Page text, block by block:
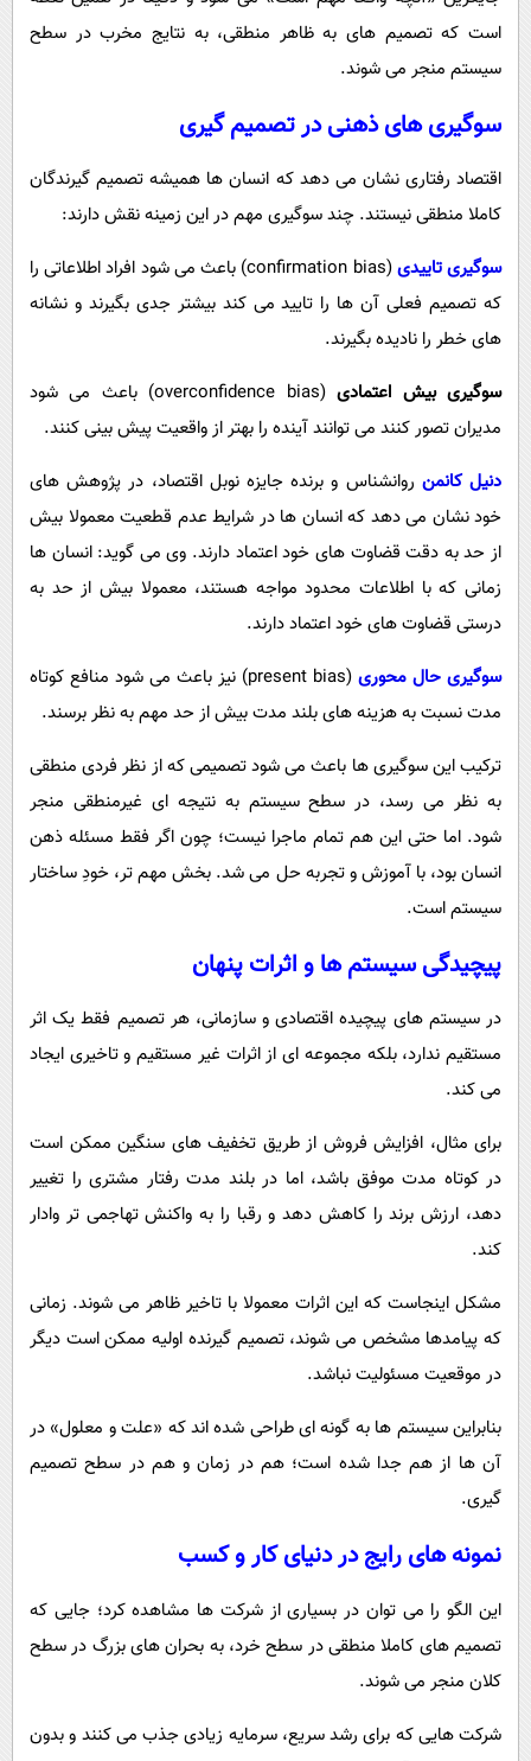
است که تصمیم های به ظاهر منطقی، به نتایج مخرب در سطح
سیستم منجر می شوند.
سوگیری های ذهنی در تصمیم گیری
اقتصاد رفتاری نشان می دهد که انسان ها همیشه تصمیم گیرندگان
کاملا منطقی نیستند. چند سوگیری مهم در این زمینه نقش دارند:
سوگیری تاییدی
(confirmation bias) باعث می شود افراد اطلاعاتی را
که تصمیم فعلی آن ها را تایید می کند بیشتر جدی بگیرند و نشانه
های خطر را نادیده بگیرند.
سوگیری بیش اعتمادی
(overconfidence bias) باعث می شود
مدیران تصور کنند می توانند آینده را بهتر از واقعیت پیش بینی کنند.
دنیل کانمن روانشناس و برنده جایزه نوبل اقتصاد، در پژوهش های
خود نشان می دهد که انسان ها در شرایط عدم قطعیت معمولا بیش
از حد به دقت قضاوت های خود اعتماد دارند. وی می گوید: انسان ها
زمانی که با اطلاعات محدود مواجه هستند، معمولا بیش از حد به
درستی قضاوت های خود اعتماد دارند.
سوگیری حال محوری
(present bias) نیز باعث می شود منافع کوتاه
مدت نسبت به هزینه های بلند مدت بیش از حد مهم به نظر برسند.
ترکیب این سوگیری ها باعث می شود تصمیمی که از نظر فردی منطقی
به نظر می رسد، در سطح سیستم به نتیجه ای غیرمنطقی منجر
شود. اما حتی این هم تمام ماجرا نیست؛ چون اگر فقط مسئله ذهن
انسان بود، با آموزش و تجربه حل می شد. بخش مهم تر، خودِ ساختار
سیستم است.
پیچیدگی سیستم ها و اثرات پنهان
در سیستم های پیچیده اقتصادی و سازمانی، هر تصمیم فقط یک اثر
مستقیم ندارد، بلکه مجموعه ای از اثرات غیر مستقیم و تاخیری ایجاد
می کند.
برای مثال، افزایش فروش از طریق تخفیف های سنگین ممکن است
در کوتاه مدت موفق باشد، اما در بلند مدت رفتار مشتری را تغییر
دهد، ارزش برند را کاهش دهد و رقبا را به واکنش تهاجمی تر وادار
کند.
مشکل اینجاست که این اثرات معمولا با تاخیر ظاهر می شوند. زمانی
که پیامدها مشخص می شوند، تصمیم گیرنده اولیه ممکن است دیگر
در موقعیت مسئولیت نباشد.
بنابراین سیستم ها به گونه ای طراحی شده اند که «علت و معلول» در
آن ها از هم جدا شده است؛ هم در زمان و هم در سطح تصمیم
گیری.
نمونه های رایج در دنیای کار و کسب
این الگو را می توان در بسیاری از شرکت ها مشاهده کرد؛ جایی که
تصمیم های کاملا منطقی در سطح خرد، به بحران های بزرگ در سطح
کلان منجر می شوند.
شرکت هایی که برای رشد سریع، سرمایه زیادی جذب می کنند و بدون